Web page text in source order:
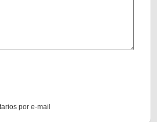
por e-mail